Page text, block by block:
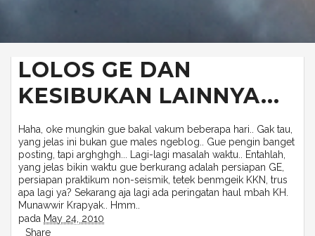
LOLOS GE DAN
KESIBUKAN LAINNYA...
Haha, oke mungkin gue bakal vakum beberapa hari.. Gak tau,
yang jelas ini bukan gue males ngeblog.. Gue pengin banget
posting, tapi arghghgh... Lagi-lagi masalah waktu.. Entahlah,
yang jelas bikin waktu gue berkurang adalah persiapan GE,
persiapan praktikum non-seismik, tetek benmgeik KKN, trus
apa lagi ya? Sekarang aja lagi ada peringatan haul mbah KH.
Munawwir Krapyak.. Hmm..
pada May 24, 2010
Share